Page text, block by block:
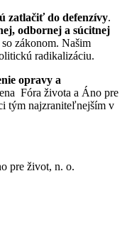
zatlačiť do defenzívy.
odbornej a súcitnej
zákonom. Našim
radikalizáciu.
opravy a
Fóra života a Áno pre
tým najzraniteľnejším v
pre život, n. o.